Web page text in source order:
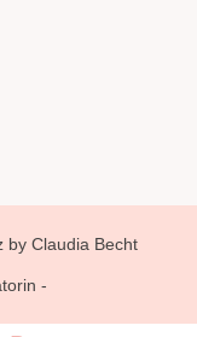
by Claudia Becht
-